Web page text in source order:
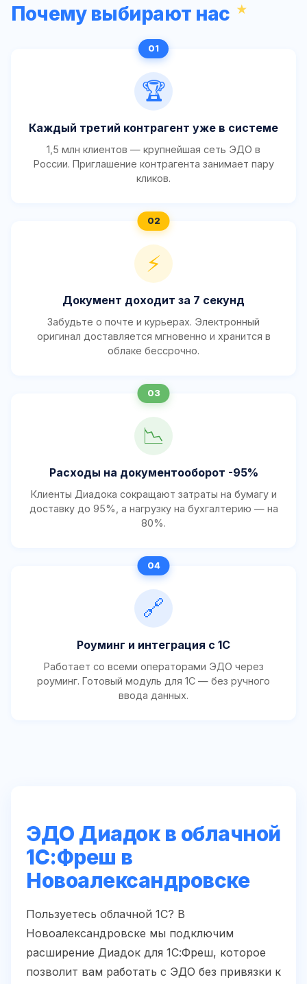
Почему выбирают нас
🏆
Каждый третий контрагент уже в системе
1,5 млн клиентов — крупнейшая сеть ЭДО в
России. Приглашение контрагента занимает пару
кликов.
⚡
Документ доходит за 7 секунд
Забудьте о почте и курьерах. Электронный
оригинал доставляется мгновенно и хранится в
облаке бессрочно.
📉
Расходы на документооборот -95%
Клиенты Диадока сокращают затраты на бумагу и
доставку до 95%, а нагрузку на бухгалтерию — на
80%.
🔗
Роуминг и интеграция с 1С
Работает со всеми операторами ЭДО через
роуминг. Готовый модуль для 1С — без ручного
ввода данных.
ЭДО Диадок в облачной
1С:Фреш в
Новоалександровске
Пользуетесь облачной 1С? В
Новоалександровске мы подключим
расширение Диадок для 1С:Фреш, которое
позволит вам работать с ЭДО без привязки к